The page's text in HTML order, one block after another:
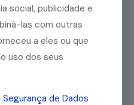
o Brasil. Com ela, Ana
acessarem financiamento
de lojas no interior em uma
social, publicidade e
las com outras
a eles ou que
uso dos seus
de Dados